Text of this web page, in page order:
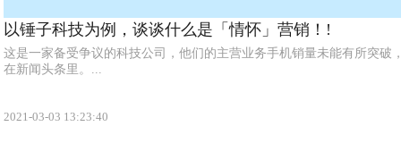
以锤子科技为例，谈谈什么是「情怀」营销！!
这是一家备受争议的科技公司，他们的主营业务手机销量未能有所突破
在新闻头条里。...
2021-03-03 13:23:40